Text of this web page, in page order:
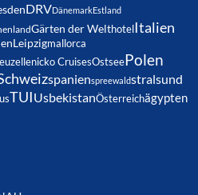
DRVDänemarkEstland
Gärten der Welthotel Italien
Leipzigmallorca
nicko CruisesOstseePolen
spanienspreewaldstralsund
TUIUsbekistanÖsterreichägypten